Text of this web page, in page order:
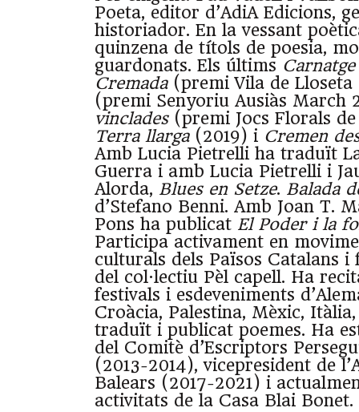
Poeta, editor d’AdiA Edicions,
historiador. En la vessant
quinzena de títols de poesia,
guardonats. Els últims Carnatge
Cremada(premi Vila de Lloseta
(premi Senyoriu Ausiàs March
vinclades(premi Jocs Florals de
Terra llarga(2019) i Cremen
Amb Lucia Pietrelli ha traduït
Guerra i amb Lucia Pietrelli i
Alorda, Blues en Setze. Balada
d’Stefano Benni. Amb Joan T.
Pons ha publicat El Poder i la
Participa activament en
culturals dels Països Catalans
del col·lectiu Pèl capell. Ha
festivals i esdeveniments
Croàcia, Palestina, Mèxic, Itàlia,
traduït i publicat poemes. Ha
del Comitè d’Escriptors
(2013-2014), vicepresident de
Balears (2017-2021) i
activitats de la Casa Blai Bonet.